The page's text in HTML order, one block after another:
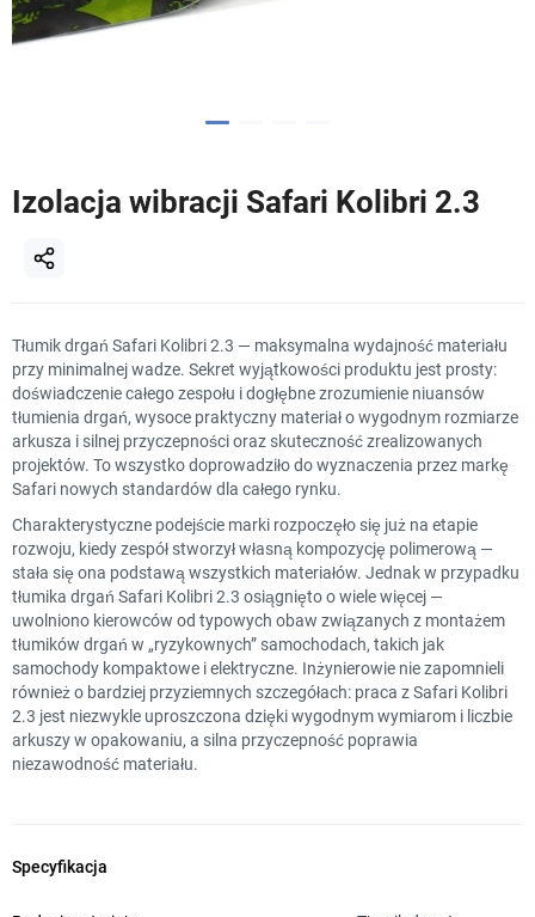
Izolacja wibracji Safari Kolibri 2.3
Tłumik drgań Safari Kolibri 2.3 — maksymalna wydajność materiału
przy minimalnej wadze. Sekret wyjątkowości produktu jest prosty:
doświadczenie całego zespołu i dogłębne zrozumienie niuansów
tłumienia drgań, wysoce praktyczny materiał o wygodnym rozmiarze
arkusza i silnej przyczepności oraz skuteczność zrealizowanych
projektów. To wszystko doprowadziło do wyznaczenia przez markę
Safari nowych standardów dla całego rynku.
Charakterystyczne podejście marki rozpoczęło się już na etapie
rozwoju, kiedy zespół stworzył własną kompozycję polimerową —
stała się ona podstawą wszystkich materiałów. Jednak w przypadku
tłumika drgań Safari Kolibri 2.3 osiągnięto o wiele więcej —
uwolniono kierowców od typowych obaw związanych z montażem
tłumików drgań w „ryzykownych” samochodach, takich jak
samochody kompaktowe i elektryczne. Inżynierowie nie zapomnieli
również o bardziej przyziemnych szczegółach: praca z Safari Kolibri
2.3 jest niezwykle uproszczona dzięki wygodnym wymiarom i liczbie
arkuszy w opakowaniu, a silna przyczepność poprawia
niezawodność materiału.
Specyfikacja